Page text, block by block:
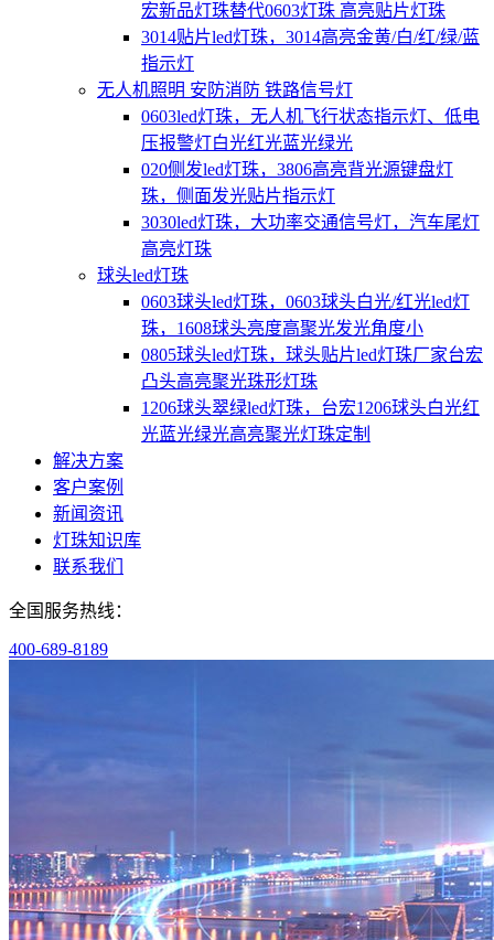
宏新品灯珠替代0603灯珠 高亮贴片灯珠
3014贴片led灯珠，3014高亮金黄/白/红/绿/蓝
指示灯
无人机照明 安防消防 铁路信号灯
0603led灯珠，无人机飞行状态指示灯、低电
压报警灯白光红光蓝光绿光
020侧发led灯珠，3806高亮背光源键盘灯
珠，侧面发光贴片指示灯
3030led灯珠，大功率交通信号灯，汽车尾灯
高亮灯珠
球头led灯珠
0603球头led灯珠，0603球头白光/红光led灯
珠，1608球头亮度高聚光发光角度小
0805球头led灯珠，球头贴片led灯珠厂家台宏
凸头高亮聚光珠形灯珠
1206球头翠绿led灯珠，台宏1206球头白光红
光蓝光绿光高亮聚光灯珠定制
解决方案
客户案例
新闻资讯
灯珠知识库
联系我们
全国服务热线：
400-689-8189